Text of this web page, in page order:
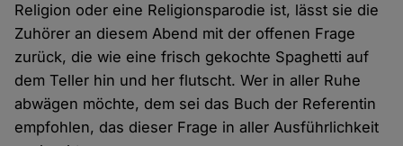
Religion oder eine Religionsparodie ist, lässt sie die
Zuhörer an diesem Abend mit der offenen Frage
zurück, die wie eine frisch gekochte Spaghetti auf
dem Teller hin und her flutscht. Wer in aller Ruhe
abwägen möchte, dem sei das Buch der Referentin
empfohlen, das dieser Frage in aller Ausführlichkeit